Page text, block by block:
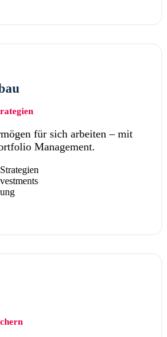
für sich arbeiten – mit
Management.